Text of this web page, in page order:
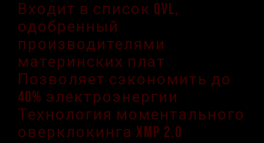
Входит в список QVL,
одобренный
производителями
материнских плат
Позволяет сэкономить до
40% электроэнергии
Технология моментального
оверклокинга XMP 2.0